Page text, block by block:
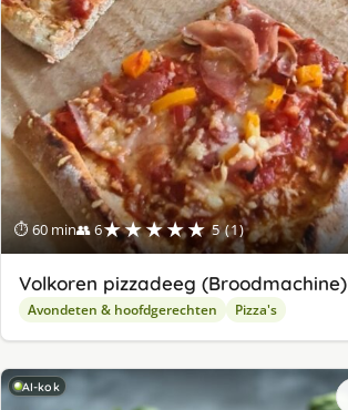
⏱ 60 min👥 6★★★★★ 5 (1)
Volkoren pizzadeeg (Broodmachine)
Avondeten & hoofdgerechten Pizza's
AI-kok